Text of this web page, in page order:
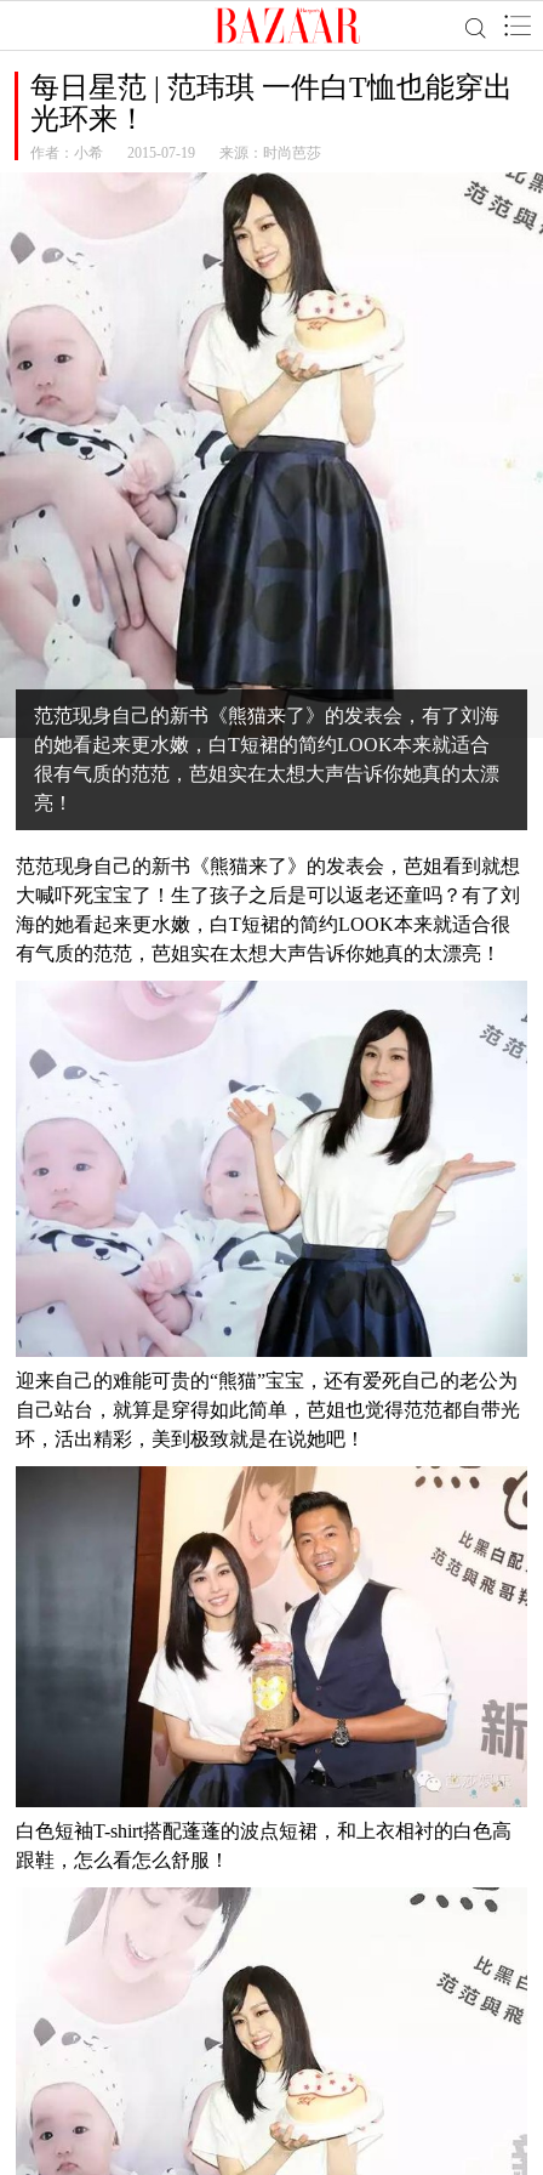
每日星范 | 范玮琪 一件白T恤也能穿出
光环来！
作者： 小希 2015-07-19 来源：时尚芭莎
范范现身自己的新书《熊猫来了》的发表会，有了刘海
的她看起来更水嫩，白T短裙的简约LOOK本来就适合
很有气质的范范，芭姐实在太想大声告诉你她真的太漂
亮！
范范现身自己的新书《熊猫来了》的发表会，芭姐看到就想
大喊吓死宝宝了！生了孩子之后是可以返老还童吗？有了刘
海的她看起来更水嫩，白T短裙的简约LOOK本来就适合很
有气质的范范，芭姐实在太想大声告诉你她真的太漂亮！
迎来自己的难能可贵的“熊猫”宝宝，还有爱死自己的老公为
自己站台，就算是穿得如此简单，芭姐也觉得范范都自带光
环，活出精彩，美到极致就是在说她吧！
白色短袖T-shirt搭配蓬蓬的波点短裙，和上衣相衬的白色高
跟鞋，怎么看怎么舒服！